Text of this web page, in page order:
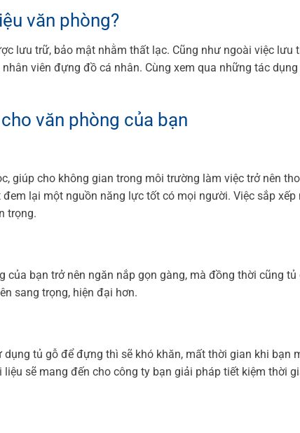
văn phòng?
lưu trữ, bảo mật nhằm thất lạc. Cũng như ngoài việc lưu
viên đựng đồ cá nhân. Cùng xem qua những tác
văn phòng của bạn
giúp cho không gian trong môi trường làm việc trở nên
lại một nguồn năng lực tốt có mọi người. Việc sắp xếp
trọng.
của bạn trở nên ngăn nắp gọn gàng, mà đồng thời cũng tủ
sang trọng, hiện đại hơn.
tủ gỗ để đựng thì sẽ khó khăn, mất thời gian khi bạn
sẽ mang đến cho công ty bạn giải pháp tiết kiệm thời